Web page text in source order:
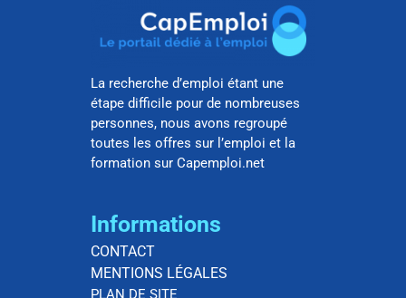
La recherche d’emploi étant une
étape difficile pour de nombreuses
personnes, nous avons regroupé
toutes les offres sur l’emploi et la
formation sur Capemploi.net
Informations
CONTACT
MENTIONS LÉGALES
PLAN DE SITE